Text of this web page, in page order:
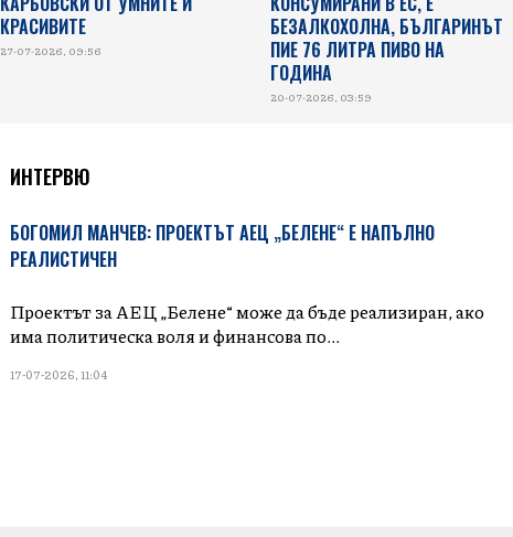
КРАСИВИТЕ
27-07-2026, 09:56
БЕЗАЛКОХОЛНА, БЪЛГАРИНЪТ
ПИЕ 76 ЛИТРА ПИВО НА
ГОДИНА
20-07-2026, 03:59
ИНТЕРВЮ
БОГОМИЛ МАНЧЕВ: ПРОЕКТЪТ АЕЦ „БЕЛЕНЕ“ Е НАПЪЛНО
РЕАЛИСТИЧЕН
Проектът за АЕЦ „Белене“ може да бъде реализиран, ако
има политическа воля и финансова по...
17-07-2026, 11:04